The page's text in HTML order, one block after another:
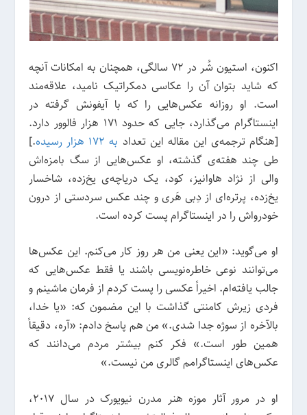
اکنون، استیون شُر در 72 سالگی، همچنان به امکانات آنچه
که شاید بتوان آن را عکاسی دمکراتیک نامید، علاقه‌مند
است. او روزانه عکس‌هایی را که با آیفونش گرفته در
اینستاگرام می‌گذارد، جایی که حدود 171 هزار فالوور دارد.
[هنگام ترجمه‌ی این مقاله این تعداد به 172 هزار رسیده
.]
طی چند هفته‌ی گذشته، او عکس‌هایی از سگ بامزه‌اش
والی از نژاد هاوانیز، کود، یک دریاچه‌ی یخ‌زده، شاخسار
یخ‌زده، پرتره‌ای از دِبی هَری و چند عکس سردستی از درون
خودرواش را در اینستاگرام پست کرده است.
او می‌گوید: «این یعنی من هر روز کار می‌کنم. این عکس‌ها
می‌توانند نوعی خاطره‌نویسی باشند یا فقط عکس‌هایی که
جالب یافته‌ام. اخیراً عکسی را پست کردم از فرمان ماشینم و
فردی زیرش کامنتی گذاشت با این مضمون که: «یا خدا،
بالآخره از سوژه جدا شدی.» من هم پاسخ دادم: «آره، دقیقاً
همین طور است.» فکر کنم بیشتر مردم می‌دانند که
عکس‌های اینستاگرامم گالری من نیست.»
او در مرور آثار موزه هنر مدرن نیویورک در سال 2017،